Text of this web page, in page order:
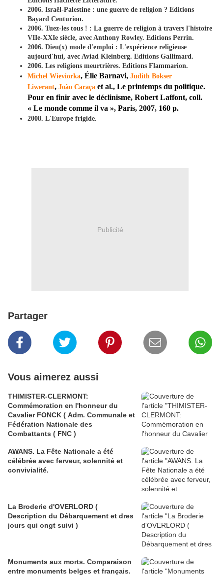
2006. Israël-Palestine : une guerre de religion ? Editions
Bayard Centurion.
2006. Tuez-les tous ! : La guerre de religion à travers l'histoire
VIIe-XXIe siècle, avec Anthony Rowley. Editions Perrin.
2006. Dieu(x) mode d'emploi : L'expérience religieuse
aujourd'hui, avec Aviad Kleinberg. Editions Gallimard.
2006. Les religions meurtrières. Editions Flammarion.
Michel Wieviorka, Élie Barnavi, Judith Bokser
Liwerant, João Caraça et al., Le printemps du politique.
Pour en finir avec le déclinisme, Robert Laffont, coll.
« Le monde comme il va », Paris, 2007, 160 p.
2008. L'Europe frigide.
Publicité
Partager
Vous aimerez aussi
THIMISTER-CLERMONT:
Commémoration en l'honneur du
Cavalier FONCK ( Adm. Communale et
Fédération Nationale des
Combattants ( FNC )
AWANS. La Fête Nationale a été
célébrée avec ferveur, solennité et
convivialité.
La Broderie d'OVERLORD (
Description du Débarquement et dres
jours qui ongt suivi )
Monuments aux morts. Comparaison
entre monuments belges et français.